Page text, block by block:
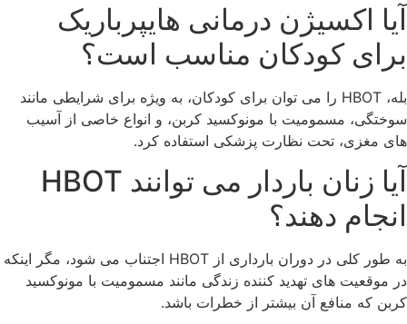
آیا اکسیژن درمانی هایپرباریک
برای کودکان مناسب است؟
بله، HBOT را می توان برای کودکان، به ویژه برای شرایطی مانند
سوختگی، مسمومیت با مونوکسید کربن، و انواع خاصی از آسیب
های مغزی، تحت نظارت پزشکی استفاده کرد.
آیا زنان باردار می توانند HBOT
انجام دهند؟
به طور کلی در دوران بارداری از HBOT اجتناب می شود، مگر اینکه
در موقعیت های تهدید کننده زندگی مانند مسمومیت با مونوکسید
کربن که منافع آن بیشتر از خطرات باشد.